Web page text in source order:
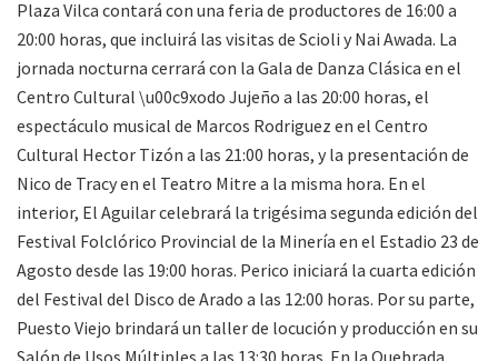
Plaza Vilca contará con una feria de productores de 16:00 a
20:00 horas, que incluirá las visitas de Scioli y Nai Awada. La
jornada nocturna cerrará con la Gala de Danza Clásica en el
Centro Cultural \u00c9xodo Jujeño a las 20:00 horas, el
espectáculo musical de Marcos Rodriguez en el Centro
Cultural Hector Tizón a las 21:00 horas, y la presentación de
Nico de Tracy en el Teatro Mitre a la misma hora. En el
interior, El Aguilar celebrará la trigésima segunda edición del
Festival Folclórico Provincial de la Minería en el Estadio 23 de
Agosto desde las 19:00 horas. Perico iniciará la cuarta edición
del Festival del Disco de Arado a las 12:00 horas. Por su parte,
Puesto Viejo brindará un taller de locución y producción en su
Salón de Usos Múltiples a las 13:30 horas. En la Quebrada,